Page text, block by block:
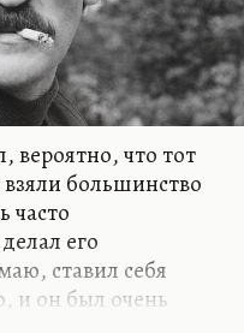
вероятно, что тот
большинство
часто
его
ставил себя
и он был очень